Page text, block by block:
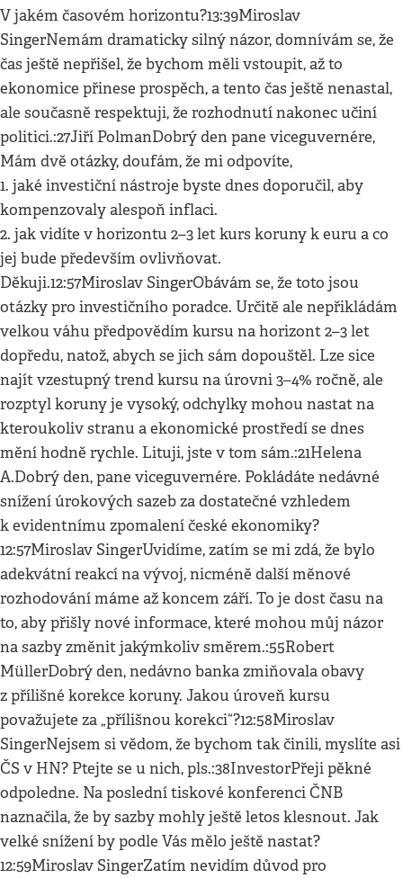
V jakém časovém horizontu?13:39Miroslav
SingerNemám dramaticky silný názor, domnívám se, že
čas ještě nepřišel, že bychom měli vstoupit, až to
ekonomice přinese prospěch, a tento čas ještě nenastal,
ale současně respektuji, že rozhodnutí nakonec učiní
politici.:27Jiří PolmanDobrý den pane viceguvernére,
Mám dvě otázky, doufám, že mi odpovíte,
1. jaké investiční nástroje byste dnes doporučil, aby
kompenzovaly alespoň inflaci.
2. jak vidíte v horizontu 2–3 let kurs koruny k euru a co
jej bude především ovlivňovat.
Děkuji.12:57Miroslav SingerObávám se, že toto jsou
otázky pro investičního poradce. Určitě ale nepřikládám
velkou váhu předpovědím kursu na horizont 2–3 let
dopředu, natož, abych se jich sám dopouštěl. Lze sice
najít vzestupný trend kursu na úrovni 3–4% ročně, ale
rozptyl koruny je vysoký, odchylky mohou nastat na
kteroukoliv stranu a ekonomické prostředí se dnes
mění hodně rychle. Lituji, jste v tom sám.:21Helena
A.Dobrý den, pane viceguvernére. Pokládáte nedávné
snížení úrokových sazeb za dostatečné vzhledem
k evidentnímu zpomalení české ekonomiky?
12:57Miroslav SingerUvidíme, zatím se mi zdá, že bylo
adekvátní reakcí na vývoj, nicméně další měnové
rozhodování máme až koncem září. To je dost času na
to, aby přišly nové informace, které mohou můj názor
na sazby změnit jakýmkoliv směrem.:55Robert
MüllerDobrý den, nedávno banka zmiňovala obavy
z přílišné korekce koruny. Jakou úroveň kursu
považujete za „přílišnou korekci“?12:58Miroslav
SingerNejsem si vědom, že bychom tak činili, myslíte asi
ČS v HN? Ptejte se u nich, pls.:38InvestorPřeji pěkné
odpoledne. Na poslední tiskové konferenci ČNB
naznačila, že by sazby mohly ještě letos klesnout. Jak
velké snížení by podle Vás mělo ještě nastat?
12:59Miroslav SingerZatím nevidím důvod pro